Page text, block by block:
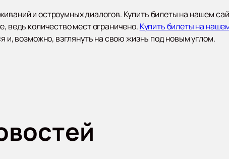
и остроумных диалогов. Купить билеты на нашем
ведь количество мест ограничено. Купить билеты на
и, возможно, взглянуть на свою жизнь под новым углом.